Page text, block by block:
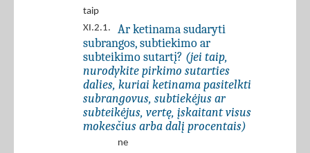
taip
XI.2.1.
Ar ketinama sudaryti
subrangos, subtiekimo ar
subteikimo sutartį? (jei taip,
nurodykite pirkimo sutarties
dalies, kuriai ketinama pasitelkti
subrangovus, subtiekėjus ar
subteikėjus, vertę, įskaitant visus
mokesčius arba dalį procentais)
ne